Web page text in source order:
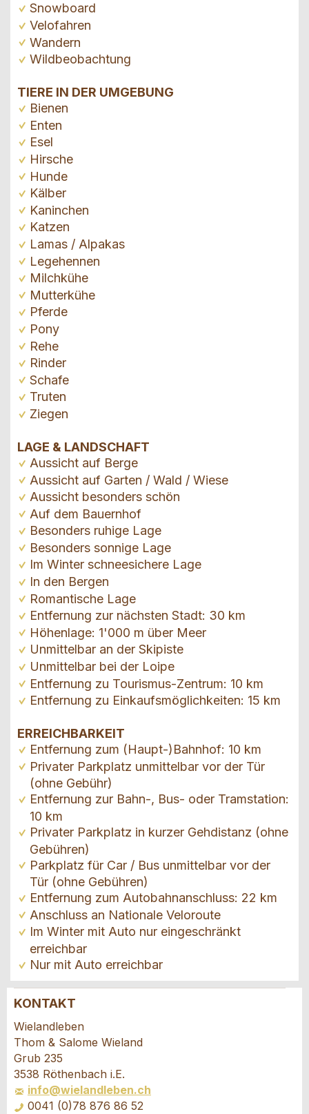
Snowboard
Velofahren
Wandern
Wildbeobachtung
TIERE IN DER UMGEBUNG
Bienen
Enten
Esel
Hirsche
Hunde
Kälber
Kaninchen
Katzen
Lamas / Alpakas
Legehennen
Milchkühe
Mutterkühe
Pferde
Pony
Rehe
Rinder
Schafe
Truten
Ziegen
LAGE & LANDSCHAFT
Aussicht auf Berge
Aussicht auf Garten / Wald / Wiese
Aussicht besonders schön
Auf dem Bauernhof
Besonders ruhige Lage
Besonders sonnige Lage
Im Winter schneesichere Lage
In den Bergen
Romantische Lage
Entfernung zur nächsten Stadt: 30 km
Höhenlage: 1'000 m über Meer
Unmittelbar an der Skipiste
Unmittelbar bei der Loipe
Entfernung zu Tourismus-Zentrum: 10 km
Entfernung zu Einkaufsmöglichkeiten: 15 km
ERREICHBARKEIT
Entfernung zum (Haupt-)Bahnhof: 10 km
Privater Parkplatz unmittelbar vor der Tür
(ohne Gebühr)
Entfernung zur Bahn-, Bus- oder Tramstation:
10 km
Privater Parkplatz in kurzer Gehdistanz (ohne
Gebühren)
Parkplatz für Car / Bus unmittelbar vor der
Tür (ohne Gebühren)
Entfernung zum Autobahnanschluss: 22 km
Anschluss an Nationale Veloroute
Im Winter mit Auto nur eingeschränkt
erreichbar
Nur mit Auto erreichbar
Anzeige beanstanden
Ihr Feedback wird sehr geschätzt!
Allgemeines Feedback
Anzeige nicht mehr gültig
Anzeige weiterempfehlen
Empfehlen Sie diese Anzeige an Freunde weiter.
KONTAKT
Wielandleben
Thom & Salome Wieland
Grub 235
3538 Röthenbach i.E.
info@wielandleben.ch
0041 (0)78 876 86 52